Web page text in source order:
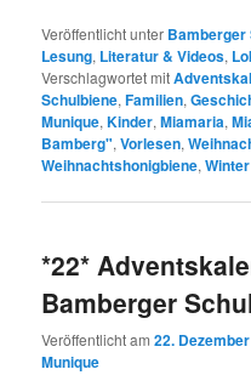
Veröffentlicht unter Bamberger
Lesung, Literatur & Videos,
Verschlagwortet mit
Schulbiene,Familien,
Munique,Kinder,Miamaria,
Bamberg",Vorlesen,
Weihnachtshonigbiene,Winter
*22*
Bamberger
Veröffentlicht am22.
Munique